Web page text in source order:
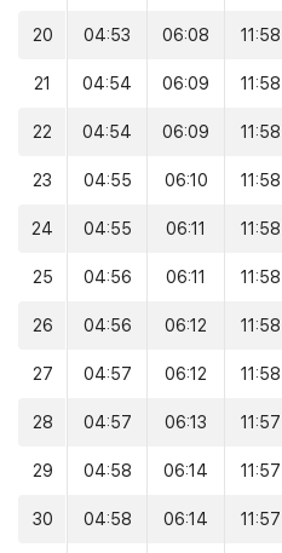
20 04:53 06:08 11:58
21 04:54 06:09 11:58
22 04:54 06:09 11:58
23 04:55 06:10 11:58
24 04:55 06:11 11:58
25 04:56 06:11 11:58
26 04:56 06:12 11:58
27 04:57 06:12 11:58
28 04:57 06:13 11:57
29 04:58 06:14 11:57
30 04:58 06:14 11:57